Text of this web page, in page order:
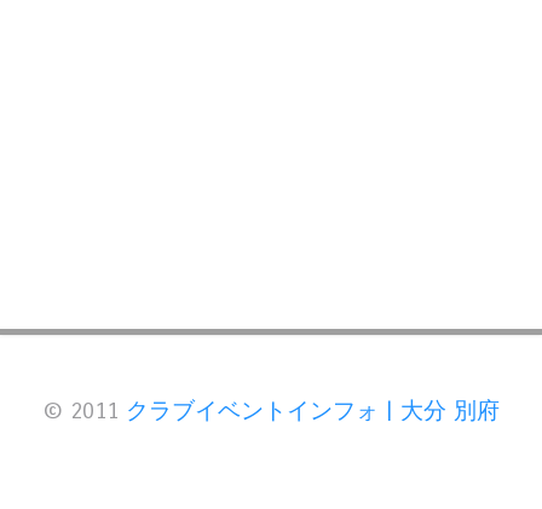
© 2011 クラブイベントインフォ | 大分 別府